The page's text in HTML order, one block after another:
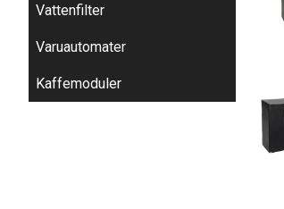
Vattenfilter
Varuautomater
Kaffemoduler